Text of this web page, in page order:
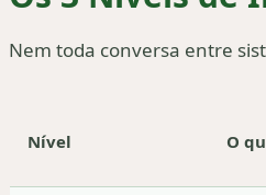
Nem toda conversa entre
Nível O